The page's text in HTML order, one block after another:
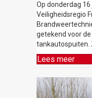
Op donderdag
Veiligheidsregio
getekend voor
tankautospuiten.
Lees meer